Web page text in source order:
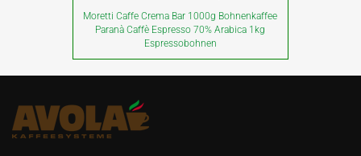
Moretti Caffe Crema Bar 1000g Bohnenkaffee
Paranà Caffè Espresso 70% Arabica 1kg
Espressobohnen